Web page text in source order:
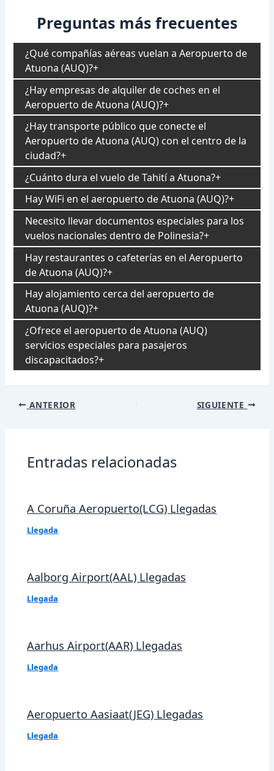
Preguntas más frecuentes
¿Qué compañías aéreas vuelan a Aeropuerto de
Atuona (AUQ)?
¿Hay empresas de alquiler de coches en el
Aeropuerto de Atuona (AUQ)?
¿Hay transporte público que conecte el
Aeropuerto de Atuona (AUQ) con el centro de la
ciudad?
¿Cuánto dura el vuelo de Tahití a Atuona?
Hay WiFi en el aeropuerto de Atuona (AUQ)?
Necesito llevar documentos especiales para los
vuelos nacionales dentro de Polinesia?
Hay restaurantes o cafeterías en el Aeropuerto
de Atuona (AUQ)?
Hay alojamiento cerca del aeropuerto de
Atuona (AUQ)?
¿Ofrece el aeropuerto de Atuona (AUQ)
servicios especiales para pasajeros
discapacitados?
Navegación
ANTERIOR SIGUIENTE
Entradas relacionadas
A Coruña Aeropuerto(LCG) Llegadas
Llegada
Aalborg Airport(AAL) Llegadas
Llegada
Aarhus Airport(AAR) Llegadas
Llegada
Aeropuerto Aasiaat(JEG) Llegadas
Llegada